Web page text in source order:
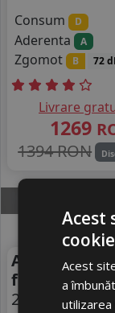
Consum
D
Aderenta A
Zgomot B 72
Livrare
1269
1394 RON
Anvelope
fera Su1
265/30 R22
Acest
Acest
a